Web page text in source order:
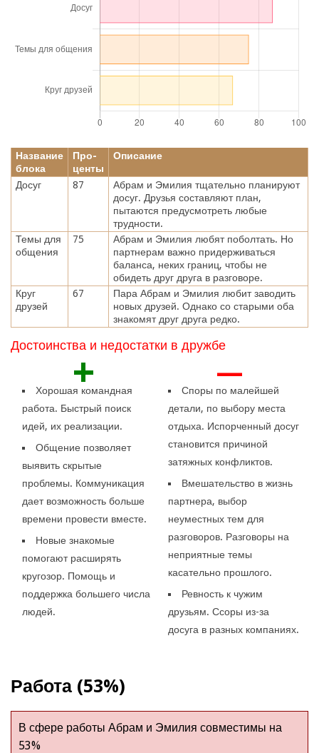
Название
блока
Про-
центы
Описание
Досуг 87
Абрам и Эмилия тщательно планируют
досуг. Друзья составляют план,
пытаются предусмотреть любые
трудности.
Темы для
общения
75
Абрам и Эмилия любят поболтать. Но
партнерам важно придерживаться
баланса, неких границ, чтобы не
обидеть друг друга в разговоре.
Круг
друзей
67
Пара Абрам и Эмилия любит заводить
новых друзей. Однако со старыми оба
знакомят друг друга редко.
Достоинства и недостатки в дружбе
+
Хорошая командная
работа. Быстрый поиск
идей, их реализации.
Общение позволяет
выявить скрытые
проблемы. Коммуникация
дает возможность больше
времени провести вместе.
Новые знакомые
помогают расширять
кругозор. Помощь и
поддержка большего числа
людей.
—
Споры по малейшей
детали, по выбору места
отдыха. Испорченный досуг
становится причиной
затяжных конфликтов.
Вмешательство в жизнь
партнера, выбор
неуместных тем для
разговоров. Разговоры на
неприятные темы
касательно прошлого.
Ревность к чужим
друзьям. Ссоры из-за
досуга в разных компаниях.
Работа (53%)
В сфере работы Абрам и Эмилия совместимы на
53%